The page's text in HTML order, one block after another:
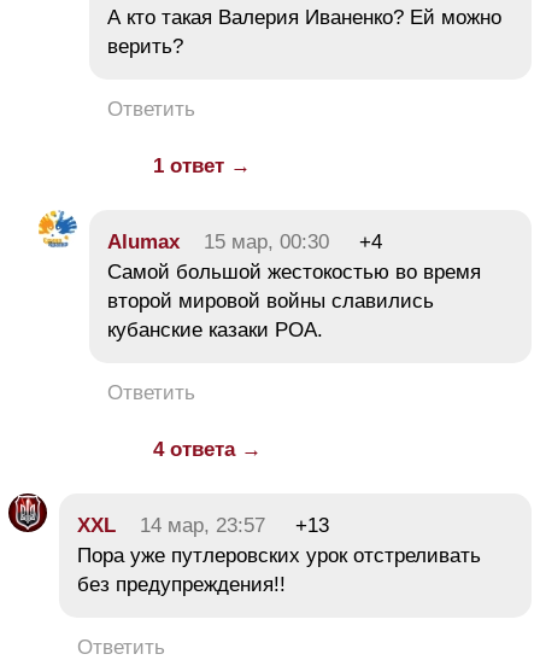
А кто такая Валерия Иваненко? Ей можно
верить?
Ответить
1 ответ →
Alumax 15 мар, 00:30
+4
Самой большой жестокостью во время
второй мировой войны славились
кубанские казаки РОА.
Ответить
4 ответа →
XXL 14 мар, 23:57
+13
Пора уже путлеровских урок отстреливать
без предупреждения!!
Ответить